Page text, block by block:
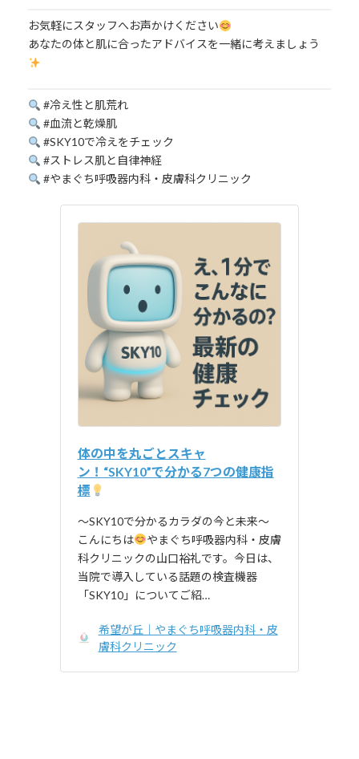
お気軽にスタッフへお声かけください
あなたの体と肌に合ったアドバイスを一緒に考えましょう
#冷え性と肌荒れ
#血流と乾燥肌
#SKY10で冷えをチェック
#ストレス肌と自律神経
#やまぐち呼吸器内科・皮膚科クリニック
体の中を丸ごとスキャ
ン！“SKY10”で分かる7つの健康指
標
～SKY10で分かるカラダの今と未来～
こんにちは
やまぐち呼吸器内科・皮膚
科クリニックの山口裕礼です。今日は、
当院で導入している話題の検査機器
「SKY10」についてご紹…
希望が丘｜やまぐち呼吸器内科・皮
膚科クリニック